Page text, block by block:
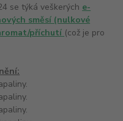
se týká veškerých e-
směsí (nulkové
příchutí (což je pro